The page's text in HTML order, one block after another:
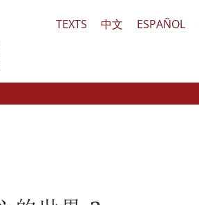
TEXTS 中文 ESPAÑOL